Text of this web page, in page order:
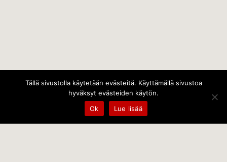
Tällä sivustolla käytetään evästeitä. Käyttämällä sivustoa
hyväksyt evästeiden käytön.
Ok
Lue lisää